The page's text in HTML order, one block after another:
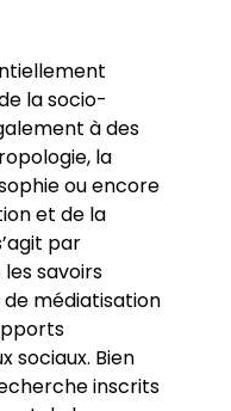
la socio-
à des
la
ou encore
et de la
par
savoirs
médiatisation
sociaux. Bien
inscrits